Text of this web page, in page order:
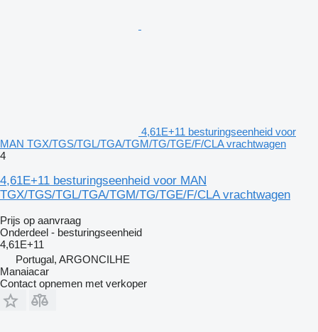
4,61E+11 besturingseenheid voor
MAN TGX/TGS/TGL/TGA/TGM/TG/TGE/F/CLA vrachtwagen
4
4,61E+11 besturingseenheid voor MAN
TGX/TGS/TGL/TGA/TGM/TG/TGE/F/CLA vrachtwagen
Prijs op aanvraag
Onderdeel - besturingseenheid
4,61E+11
Portugal, ARGONCILHE
Manaiacar
Contact opnemen met verkoper